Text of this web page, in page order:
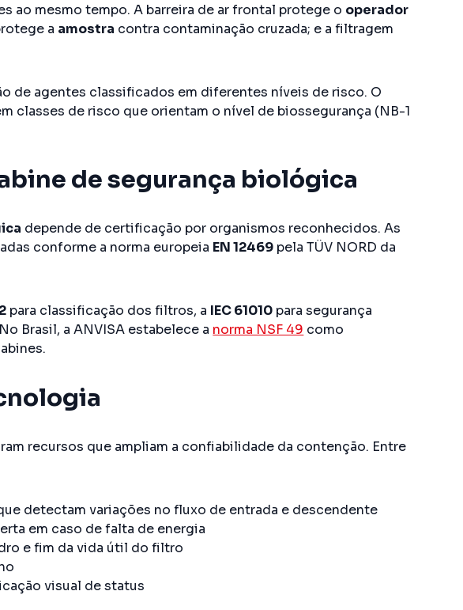
ao mesmo tempo. A barreira de ar frontal protege o operador
a amostra contra contaminação cruzada; e a filtragem
de agentes classificados em diferentes níveis de risco. O
classes de risco que orientam o nível de biossegurança (NB-1
de segurança biológica
depende de certificação por organismos reconhecidos. As
conforme a norma europeia EN 12469 pela TÜV NORD da
para classificação dos filtros, a IEC 61010 para segurança
Brasil, a ANVISA estabelece a norma NSF 49 como
recursos que ampliam a confiabilidade da contenção. Entre
detectam variações no fluxo de entrada e descendente
em caso de falta de energia
e fim da vida útil do filtro
visual de status